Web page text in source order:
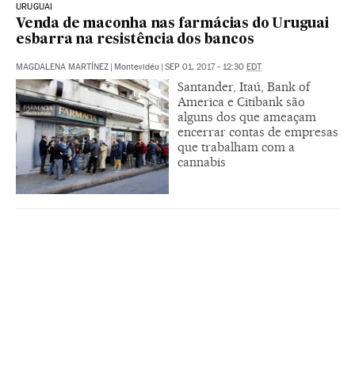
URUGUAI
Venda de maconha nas farmácias do Uruguai
esbarra na resistência dos bancos
MAGDALENA MARTÍNEZ | Montevidéu | SEP 01, 2017 - 12:30 EDT
Santander, Itaú, Bank of
America e Citibank são
alguns dos que ameaçam
encerrar contas de empresas
que trabalham com a
cannabis